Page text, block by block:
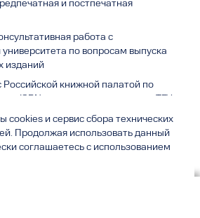
и постпечатная
работа с
по вопросам выпуска
изданий
Российской книжной палатой по
выпущенных ТГУ, к государственной
обязательных экземпляров
в журналах ТГУ в
для размещения на платформе
cookies и сервис сбора технических
Продолжая использовать данный
соглашаетесь с использованием